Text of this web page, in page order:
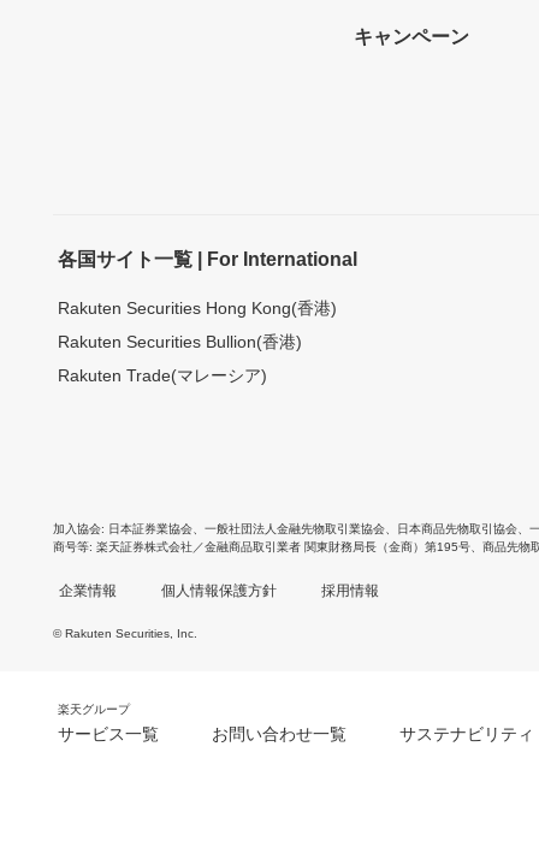
キャンペーン
各国サイト一覧 | For International
Rakuten Securities Hong Kong(香港)
Rakuten Securities Bullion(香港)
Rakuten Trade(マレーシア)
加入協会 日本証券業協会 一般社団法人金融先物取引業協会 日本商品先物取引協会
商号等 楽天証券株式会社／金融商品取引業者 関東財務局長（金商）第195号、商品先物
企業情報 個人情報保護方針 採用情報
© Rakuten Securities, Inc.
楽天グループ
サービス一覧 お問い合わせ一覧 サステナビリティ